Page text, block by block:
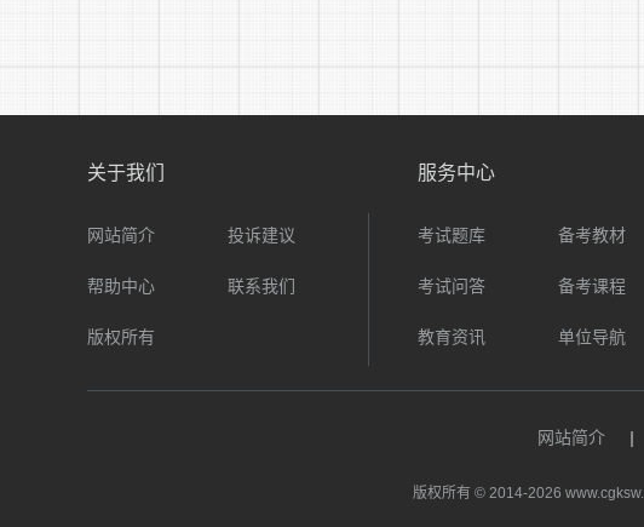
(四)指
(五)承
必要时
第十一
关于我们
网站简介 投诉建议
帮助中心 联系我们
版权所有
服务中心
考试题库 备考教材
考试问答 备考课程
教育资讯 单位导航
网站简介 |
版权所有 © 2014-2026